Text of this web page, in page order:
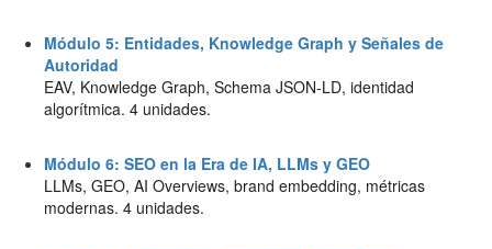
Módulo 5: Entidades, Knowledge Graph y Señales de
Autoridad
EAV, Knowledge Graph, Schema JSON-LD, identidad
algorítmica. 4 unidades.
Módulo 6: SEO en la Era de IA, LLMs y GEO
LLMs, GEO, AI Overviews, brand embedding, métricas
modernas. 4 unidades.